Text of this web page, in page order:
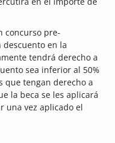
concurso pre-
en la
tendrá derecho a
sea inferior al 50%
que tengan derecho a
la beca se les aplicará
una vez aplicado el